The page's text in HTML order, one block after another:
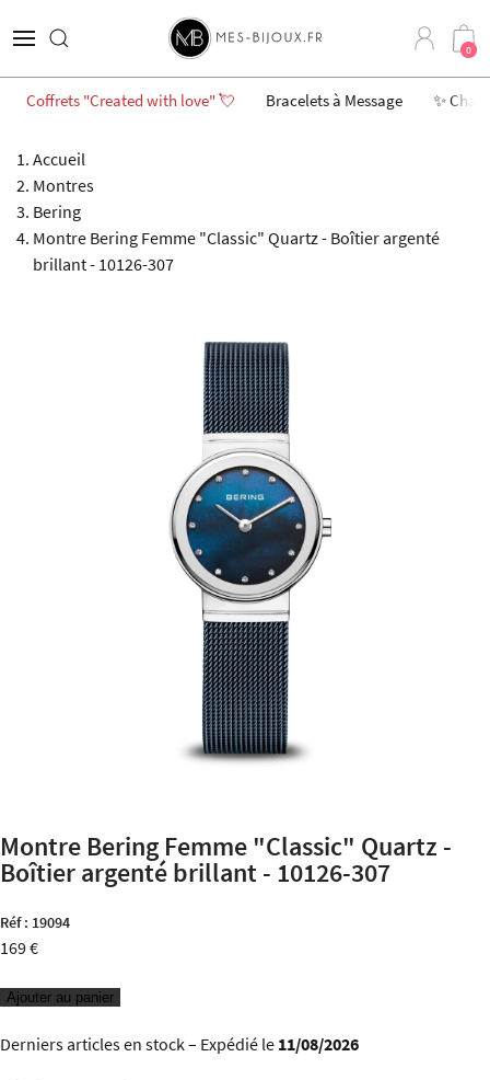
0
Coffrets "Created with love" 💘 Bracelets à Message ✨
Accueil
Montres
Bering
Montre Bering Femme "Classic" Quartz - Boîtier argenté
brillant - 10126-307
Montre Bering Femme "Classic" Quartz -
Boîtier argenté brillant - 10126-307
Réf : 19094
169 €
Ajouter au panier
Derniers articles en stock– Expédié le 11/08/2026